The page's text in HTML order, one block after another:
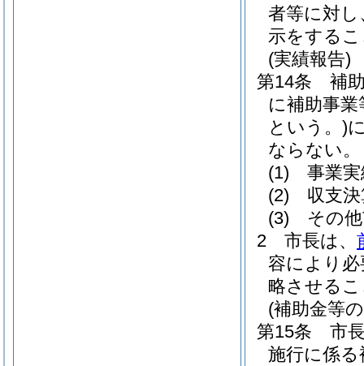
者等に対
示をする
(実績報告)
第14条
補
に補助事
という。)
ならない。
(1)
事業
(2)
収支
(3)
その
2
市長は、
容により
略させる
(補助金等
第15条
市
施行に係